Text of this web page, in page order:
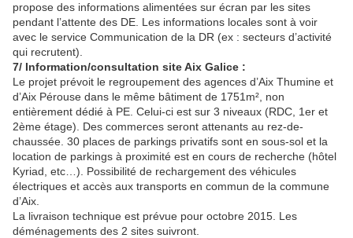
propose des informations alimentées sur écran par les sites
pendant l’attente des DE. Les informations locales sont à voir
avec le service Communication de la DR (ex : secteurs d’activité
qui recrutent).
7/ Information/consultation site Aix Galice :
Le projet prévoit le regroupement des agences d’Aix Thumine et
d’Aix Pérouse dans le même bâtiment de 1751m², non
entièrement dédié à PE. Celui-ci est sur 3 niveaux (RDC, 1er et
2ème étage). Des commerces seront attenants au rez-de-
chaussée. 30 places de parkings privatifs sont en sous-sol et la
location de parkings à proximité est en cours de recherche (hôtel
Kyriad, etc…). Possibilité de rechargement des véhicules
électriques et accès aux transports en commun de la commune
d’Aix.
La livraison technique est prévue pour octobre 2015. Les
déménagements des 2 sites suivront.